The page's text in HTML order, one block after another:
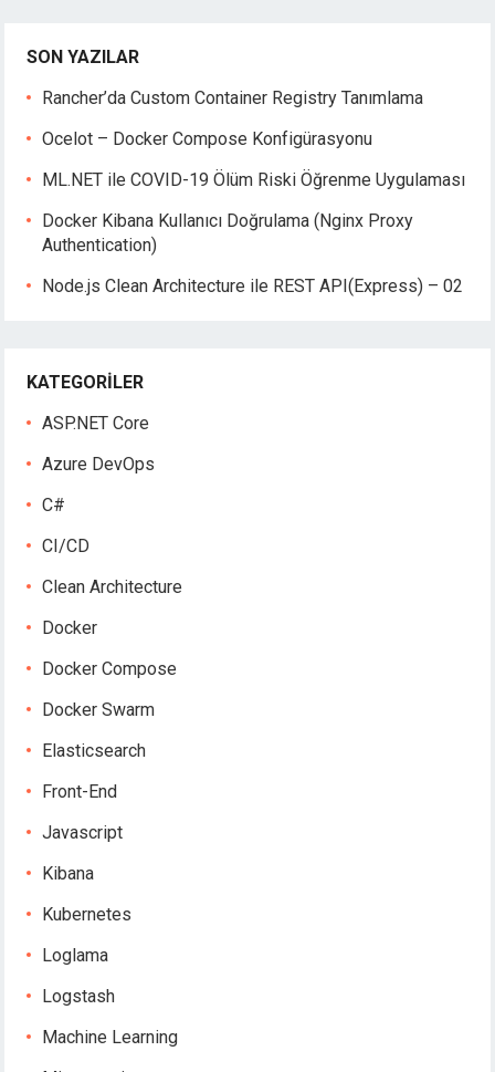
:SON YAZILAR
Rancher’da Custom Container Registry Tanımlama
Ocelot – Docker Compose Konfigürasyonu
ML.NET ile COVID-19 Ölüm Riski Öğrenme Uygulaması
Docker Kibana Kullanıcı Doğrulama (Nginx Proxy
Authentication)
Node.js Clean Architecture ile REST API(Express) – 02
KATEGORILER
ASP.NET Core
Azure DevOps
C#
CI/CD
Clean Architecture
Docker
Docker Compose
Docker Swarm
Elasticsearch
Front-End
Javascript
Kibana
Kubernetes
Loglama
Logstash
Machine Learning